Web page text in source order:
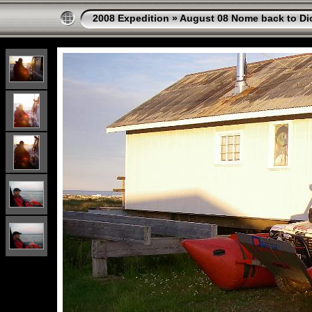
2008 Expedition »August 08 Nome back to